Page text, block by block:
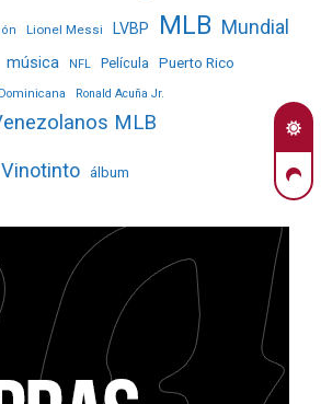
Lionel Messi LVBP MLB Mundial
música NFL Película Puerto Rico
Ronald Acuña Jr.
MLB
Vinotinto álbum